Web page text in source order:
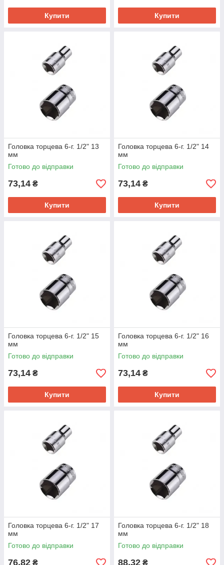
Купити Купити
Головка торцева 6-г. 1/2" 13
мм
Готово до відправки
73,14 ₴
Купити
Головка торцева 6-г. 1/2" 14
мм
Готово до відправки
73,14 ₴
Купити
Головка торцева 6-г. 1/2" 15
мм
Готово до відправки
73,14 ₴
Купити
Головка торцева 6-г. 1/2" 16
мм
Готово до відправки
73,14 ₴
Купити
Головка торцева 6-г. 1/2" 17
мм
Готово до відправки
76,82 ₴
Головка торцева 6-г. 1/2" 18
мм
Готово до відправки
88,32 ₴